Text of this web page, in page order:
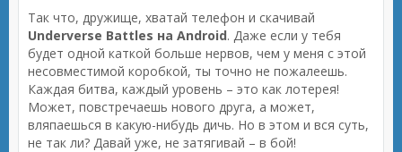
Так что, дружище, хватай телефон и скачивай
Underverse Battles на Android. Даже если у тебя
будет одной каткой больше нервов, чем у меня с этой
несовместимой коробкой, ты точно не пожалеешь.
Каждая битва, каждый уровень – это как лотерея!
Может, повстречаешь нового друга, а может,
вляпаешься в какую-нибудь дичь. Но в этом и вся суть,
не так ли? Давай уже, не затягивай – в бой!